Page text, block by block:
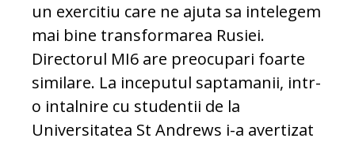
un exercitiu care ne ajuta sa intelegem
mai bine transformarea Rusiei.
Directorul MI6 are preocupari foarte
similare. La inceputul saptamanii, intr-
o intalnire cu studentii de la
Universitatea St Andrews i-a avertizat